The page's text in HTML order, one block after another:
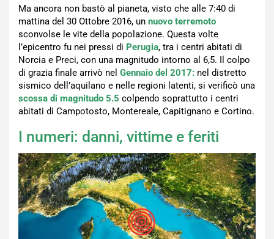
Ma ancora non bastò al pianeta, visto che alle 7:40 di
mattina del 30 Ottobre 2016, un nuovo terremoto
sconvolse le vite della popolazione. Questa volte
l’epicentro fu nei pressi di Perugia, tra i centri abitati di
Norcia e Preci, con una magnitudo intorno al 6,5. Il colpo
di grazia finale arrivò nel Gennaio del 2017: nel distretto
sismico dell’aquilano e nelle regioni latenti, si verificò una
scossa di magnitudo 5.5 colpendo soprattutto i centri
abitati di Campotosto, Montereale, Capitignano e Cortino.
I numeri: danni, vittime e feriti